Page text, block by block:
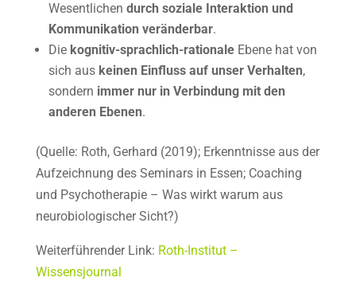
Wesentlichen durch soziale Interaktion und
Kommunikation veränderbar.
Die kognitiv-sprachlich-rationale Ebene hat von
sich aus keinen Einfluss auf unser Verhalten,
sondern immer nur in Verbindung mit den
anderen Ebenen.
(Quelle: Roth, Gerhard (2019); Erkenntnisse aus der
Aufzeichnung des Seminars in Essen; Coaching
und Psychotherapie – Was wirkt warum aus
neurobiologischer Sicht?)
Weiterführender Link: Roth-Institut –
Wissensjournal